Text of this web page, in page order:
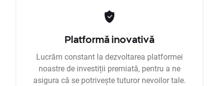
Platformă inovativă
Lucrăm constant la dezvoltarea platformei
noastre de investiții premiată, pentru a ne
asigura că se potrivește tuturor nevoilor tale.